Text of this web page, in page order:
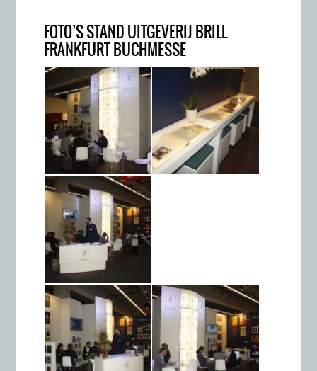
FOTO’S STAND UITGEVERIJ BRILL
FRANKFURT BUCHMESSE